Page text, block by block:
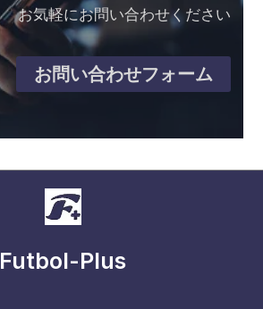
お気軽にお問い合わせください
お問い合わせフォーム
Futbol-Plus